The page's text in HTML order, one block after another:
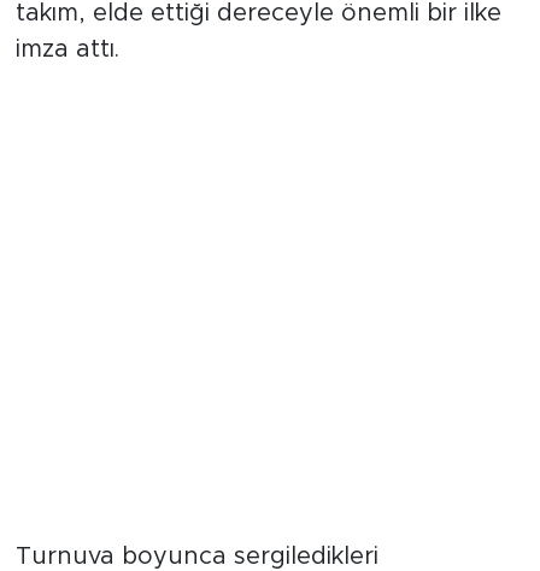
takım, elde ettiği dereceyle önemli bir ilke
imza attı.
Turnuva boyunca sergiledikleri